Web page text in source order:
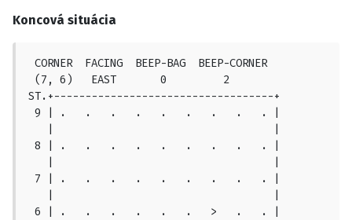
Koncová situácia
CORNER  FACING  BEEP-BAG  BEEP-CORNER
(7, 6)   EAST       0         2
ST.+-----------------------------------+
9 | .   .   .   .   .   .   .   .   . |
8 | .   .   .   .   .   .   .   .   . |
7 | .   .   .   .   .   .   .   .   . |
6 | .   .   .   .   .   .   >   .   . |